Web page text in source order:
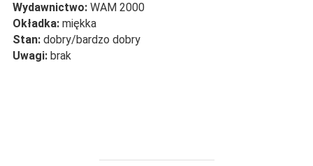
Wydawnictwo: WAM 2000
Okładka: miękka
Stan: dobry/bardzo dobry
Uwagi: brak